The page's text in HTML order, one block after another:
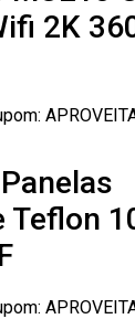
2K
Teflon